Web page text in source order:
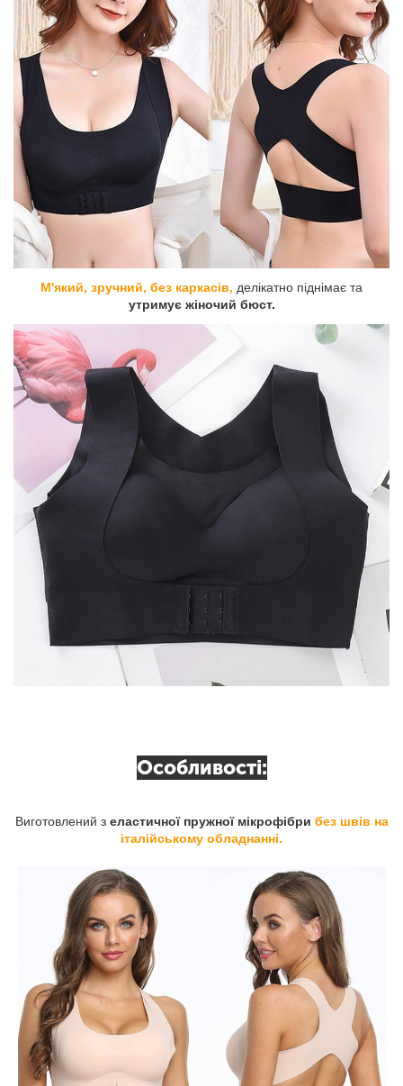
М'який, зручний, без каркасів, делікатно піднімає та
утримує жіночий бюст.
Особливості:
Виготовлений з еластичної пружної мікрофібри без швів на
італійському обладнанні.